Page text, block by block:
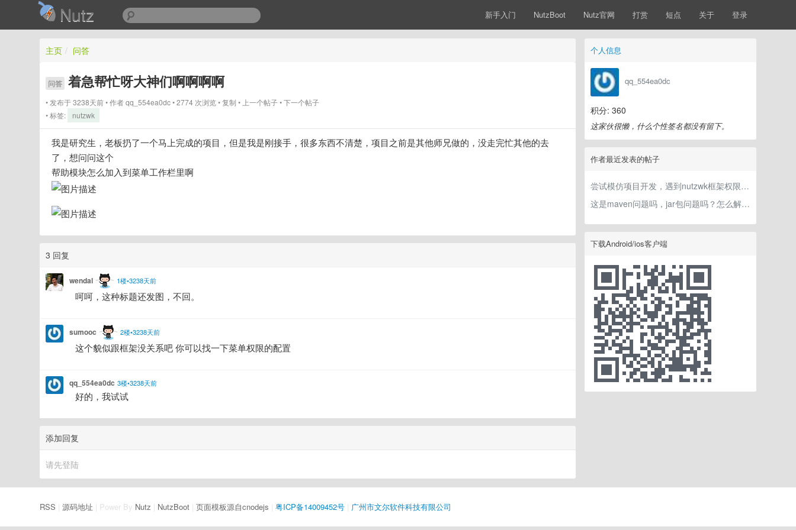
Nutz 新手入门 NutzBoot Nutz官网 打赏 短点 关于 登录
个人信息
qq_554ea0dc
积分: 360
这家伙很懒，什么个性签名都没有留下。
作者最近发表的帖子
尝试模仿项目开发，遇到nutzwk框架权限分配问题
这是maven问题吗，jar包问题吗？怎么解决呢
下载Android/ios客户端
主页 / 问答
问答 着急帮忙呀大神们啊啊啊啊
发布于 3238天前 作者qq_554ea0dc 2774 次浏览 复制 上一个帖子
下一个帖子
标签:
nutzwk
我是研究生，老板扔了一个马上完成的项目，但是我是刚接手，很多东西不清楚，项目之前是其他师兄做的，没走完忙其他的去
了，想问问这个
帮助模块怎么加入到菜单工作栏里啊
3 回复
wendal 1楼•3238天前
呵呵，这种标题还发图，不回。
sumooc 2楼•3238天前
这个貌似跟框架没关系吧 你可以找一下菜单权限的配置
qq_554ea0dc 3楼•3238天前
好的，我试试
添加回复
请先登陆
RSS |源码地址 | Power By Nutz NutzBoot |页面模板源自cnodejs |粤ICP备14009452号 广州市文尔软件科技有限公司